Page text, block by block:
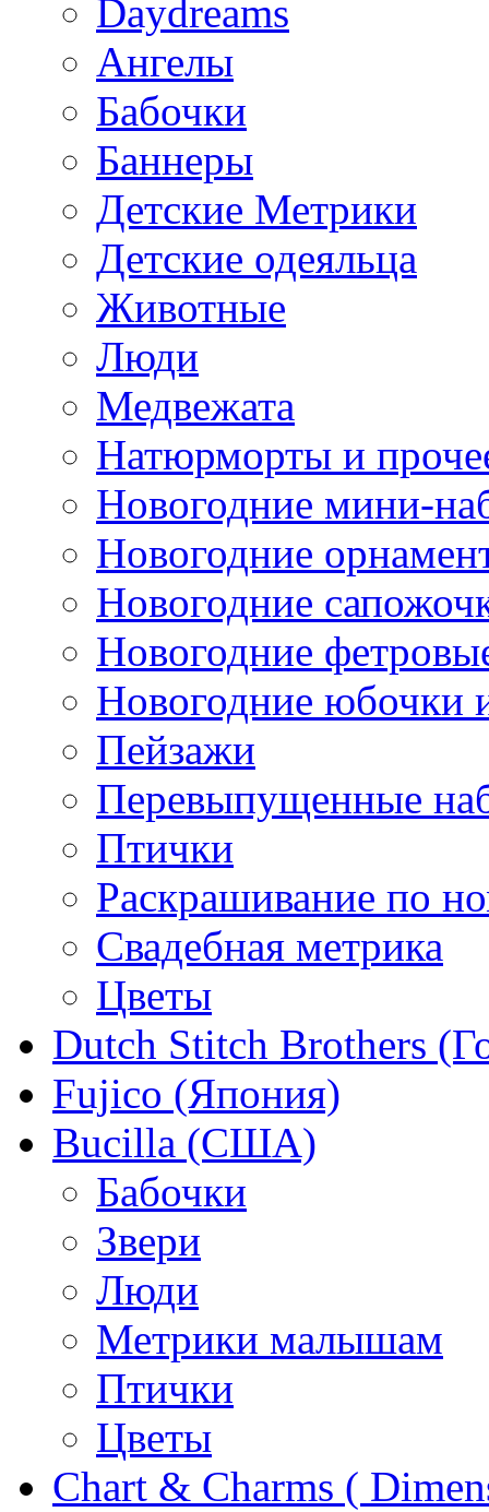
Daydreams
Ангелы
Бабочки
Баннеры
Детские Метрики
Детские одеяльца
Животные
Люди
Медвежата
Натюрморты и
Новогодние мини-
Новогодние
Новогодние
Новогодние
Новогодние юбочки
Пейзажи
Перевыпущенные
Птички
Раскрашивание по
Свадебная метрика
Цветы
Dutch Stitch Brothers
Fujico (Япония)
Bucilla (США)
Бабочки
Звери
Люди
Метрики малышам
Птички
Цветы
Chart & Charms (